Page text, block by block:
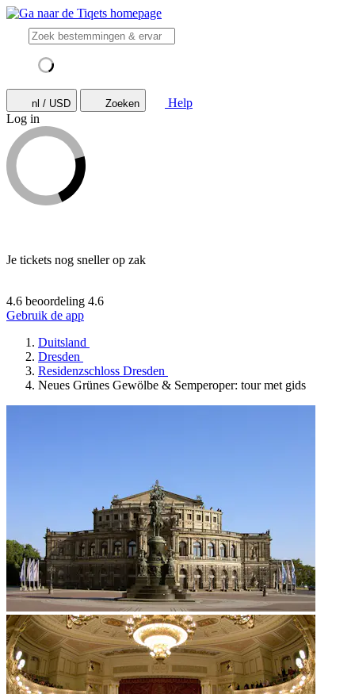
nl / USD Zoeken
Help
Log in
Je tickets nog sneller op zak
4.6 beoordeling 4.6
Gebruik de app
Duitsland
Dresden
Residenzschloss Dresden
Neues Grünes Gewölbe & Semperoper: tour met gids